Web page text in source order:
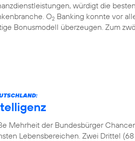
würdigt die
O2 Banking konnte vor
Bonusmodell überzeugen. Zum
Mehrheit der Bundesbürger
Lebensbereichen. Zwei Drittel (68